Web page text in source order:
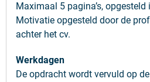
Maximaal 5 pagina’s,
Motivatie opgesteld door de
achter het cv.
Werkdagen
De opdracht wordt vervuld op